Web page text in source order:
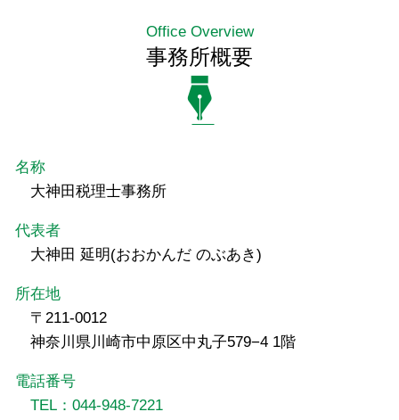
Office Overview
事務所概要
名称
大神田税理士事務所
代表者
大神田 延明(おおかんだ のぶあき)
所在地
〒211-0012
神奈川県川崎市中原区中丸子579−4 1階
電話番号
TEL：044-948-7221